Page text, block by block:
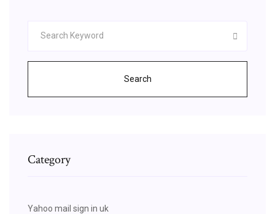
Search
Category
Yahoo mail sign in uk